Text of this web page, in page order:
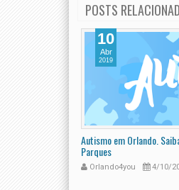
POSTS
10
Abr
2019
Autismo em Orlando.
Parques
Orlando4you 4/10/